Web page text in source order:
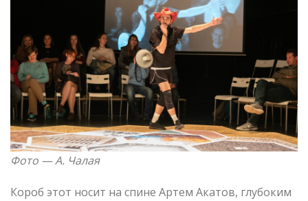
Фото — А. Чалая
Короб этот носит на спине Артем Акатов, глубоким